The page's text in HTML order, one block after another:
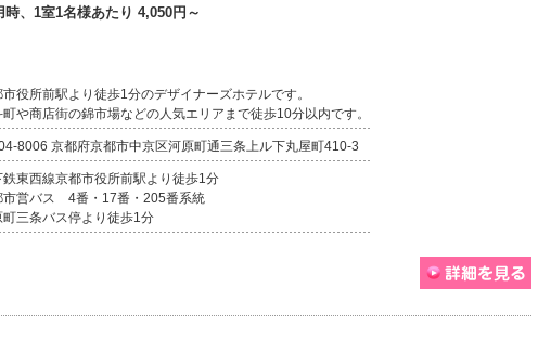
時、1室1名様あたり 4,050円～
市役所前駅より徒歩1分のデザイナーズホテルです。
町や商店街の錦市場などの人気エリアまで徒歩10分以内です。
8006 京都府京都市中京区河原町通三条上ル下丸屋町410-3
鉄東西線京都市役所前駅より徒歩1分
市営バス 4番・17番・205番系統
町三条バス停より徒歩1分